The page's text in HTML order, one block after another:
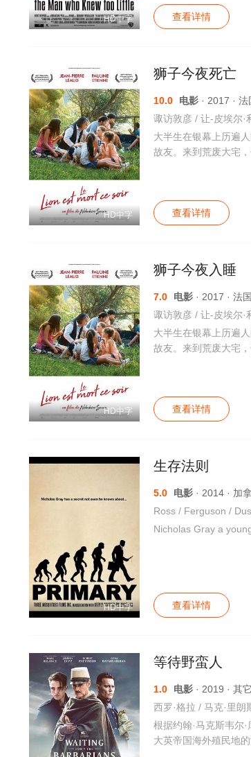
HD中字 查看详情
HD中字
狮子今夜死亡
10.0 电影 · 2017 ·
大半生在银幕上历遍
故友。来到荒废大宅
查看详情
HD中字
狮子今夜入睡
7.0 电影 · 2017 · 法
大半生在银幕上历遍
故友。来到荒废大宅
查看详情
HD中字
生存法则
5.0 电影 · 2014 · 加
Ross / Ferguson /
Nicholas Gray a
查看详情
等待野蛮人
1.0 电影 · 2019 · 其
根据约翰·马克斯韦尔
大英帝国海外殖民地